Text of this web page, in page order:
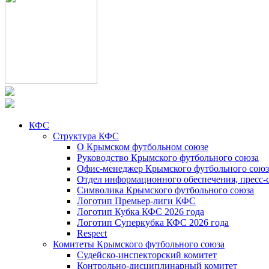
КФС
Структура КФС
О Крымском футбольном союзе
Руководство Крымского футбольного союза
Офис-менеджер Крымского футбольного
Отдел информационного обеспечения, пресс-
Символика Крымского футбольного союза
Логотип Премьер-лиги КФС
Логотип Кубка КФС 2026 года
Логотип Суперкубка КФС 2026 года
Respect
Комитеты Крымского футбольного союза
Судейско-инспекторский комитет
Контрольно-дисциплинарный комитет